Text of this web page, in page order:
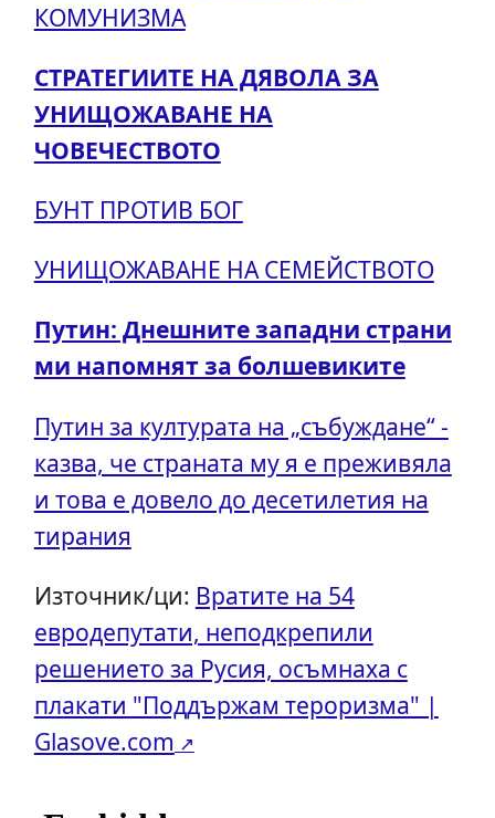
КОМУНИЗМА
СТРАТЕГИИТЕ НА ДЯВОЛА ЗА
УНИЩОЖАВАНЕ НА
ЧОВЕЧЕСТВОТО
БУНТ ПРОТИВ БОГ
УНИЩОЖАВАНЕ НА СЕМЕЙСТВОТО
Путин: Днешните западни страни
ми напомнят за болшевиките
Путин за културата на „събуждане“ -
казва, че страната му я е преживяла
и това е довело до десетилетия на
тирания
Източник/ци: Вратите на 54
евродепутати, неподкрепили
решението за Русия, осъмнаха с
плакати "Поддържам тероризма" |
Glasove.com